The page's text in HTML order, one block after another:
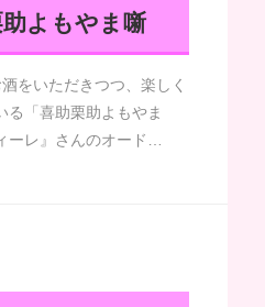
よもやま噺
をいただきつつ、楽しく
る「喜助栗助よもやま
ーレ』さんのオード…